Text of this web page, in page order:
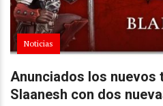
Noticias
Anunciados los nuevos
Slaanesh con dos